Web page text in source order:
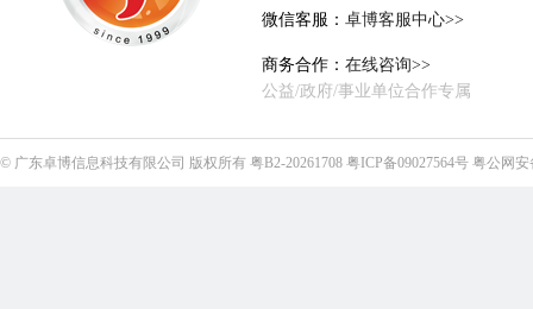
微信客服： 卓博客服中心>>
商务合作： 在线咨询>>
公益/政府/事业单位合作专属
© 广东卓博信息科技有限公司 版权所有 粤B2-20261708 粤ICP备09027564号 粤公网安